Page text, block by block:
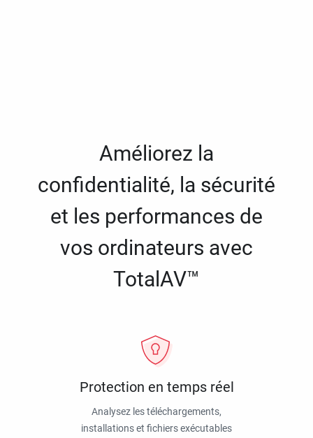
Améliorez la
confidentialité, la sécurité
et les performances de
vos ordinateurs avec
TotalAV™
Protection en temps réel
Analysez les téléchargements,
installations et fichiers exécutables